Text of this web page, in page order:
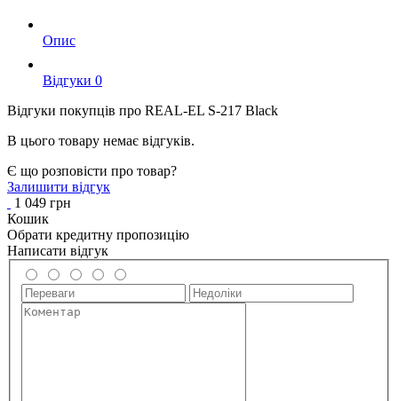
Опис
Вiдгуки 0
Відгуки покупців про REAL-EL S-217 Black
В цього товару немає відгуків.
Є що розповісти про товар?
Залишити відгук
1 049 грн
Кошик
Обрати кредитну пропозицію
Написати відгук